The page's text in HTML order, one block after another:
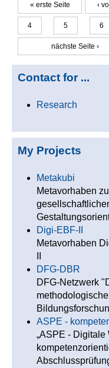
Seiten
« erste Seite ‹
4 5 6
nächste Seite ›
Contact for ...
Research
My Projects
Metakubi
Metavorhaben
Digi-EBF-II
Metavorhaben
DFG-DBR
DFG-Netzwerk
ASPE -
„ASPE - Digitale